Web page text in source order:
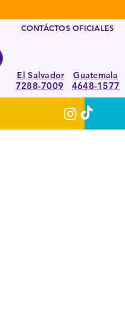
CONTÁCTOS OFICIALES
Guatemala
El Salvador
7288-7009 4648-1577